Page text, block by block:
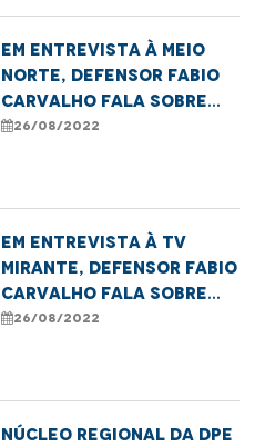
Em entrevista à Meio
Norte, Defensor Fabio
Carvalho fala sobre
termo de cooperação
26/08/2022
Em entrevista à TV
Mirante, Defensor Fabio
Carvalho fala sobre
termo de cooperação
26/08/2022
Núcleo Regional da DPE